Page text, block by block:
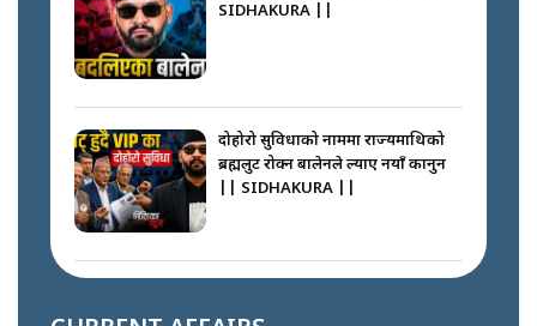
SIDHAKURA ||
दोहोरो सुविधाको नाममा राज्यमाथिको
ब्रह्मलुट रोक्न बालेनले ल्याए नयाँ कानुन
|| SIDHAKURA ||
आरोहीहरू | Record-breaking